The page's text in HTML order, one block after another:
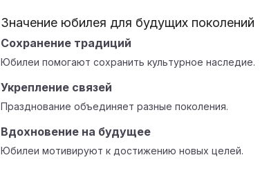
Значение юбилея для будущих поколений
Сохранение традиций
Юбилеи помогают сохранить культурное наследие.
Укрепление связей
Празднование объединяет разные поколения.
Вдохновение на будущее
Юбилеи мотивируют к достижению новых целей.